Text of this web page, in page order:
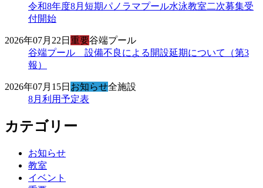
令和8年度8月短期パノラマプール水泳教室二次募集受
付開始
2026年07月22日 重要谷端プール
谷端プール 設備不良による開設延期について（第3
報）
2026年07月15日 お知らせ全施設
8月利用予定表
カテゴリー
お知らせ
教室
イベント